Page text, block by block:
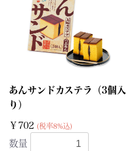
あんサンドカステラ（3個入
り）
￥702 (税率8%込)
数量